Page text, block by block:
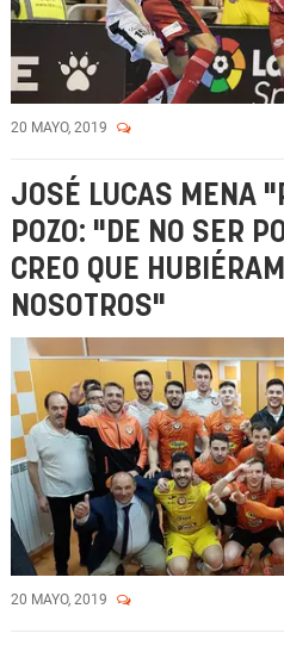
20 MAYO, 2019
JOSÉ LUCAS MENA
POZO: "DE NO SER
CREO QUE
NOSOTROS"
20 MAYO, 2019